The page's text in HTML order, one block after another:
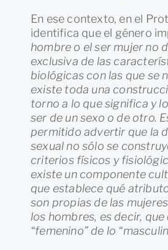
En ese contexto, en el
identifica que el género
hombre o el ser mujer no
exclusiva de las
biológicas con las que se
existe toda una
torno a lo que significa y
ser de un sexo o de otro.
permitido advertir que la
sexual no sólo se
criterios físicos y
existe un componente
que establece qué
son propias de las
los hombres, es decir,
“femenino” de lo